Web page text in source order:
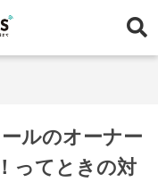
ルのオーナー
ってときの対